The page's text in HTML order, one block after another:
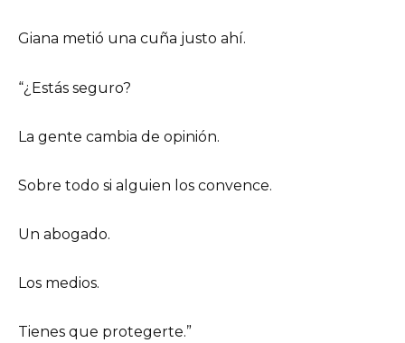
Giana metió una cuña justo ahí.
“¿Estás seguro?
La gente cambia de opinión.
Sobre todo si alguien los convence.
Un abogado.
Los medios.
Tienes que protegerte.”